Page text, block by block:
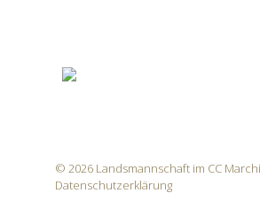
© 2026 Landsmannschaft im CC
Datenschutzerklärung